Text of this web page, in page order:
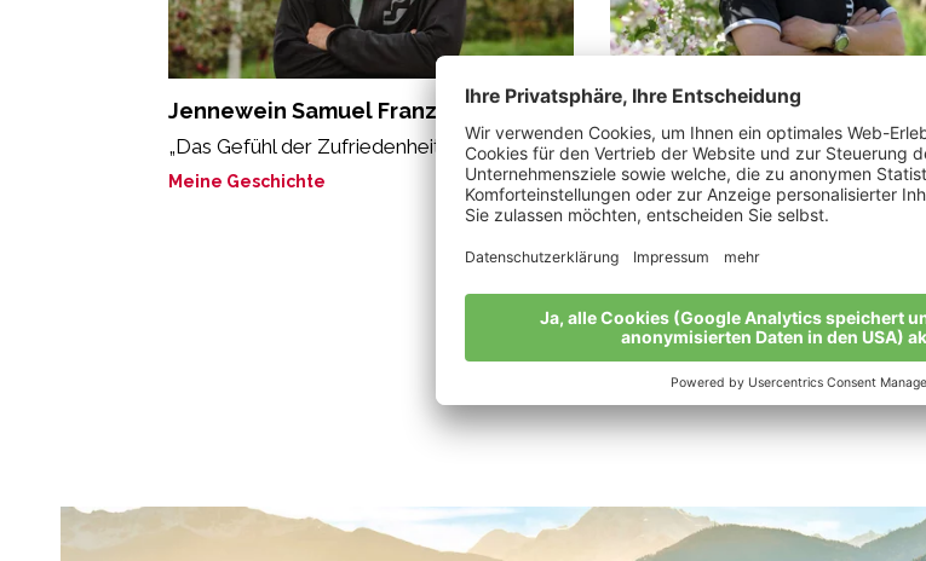
Jennewein Samuel Franz
„Das Gefühl der Zufriedenheit.“
Meine Geschichte
Weiss Josef
„Bio-Äpfel sind das beste
Natur.“
Meine Geschichte
Alle Bio-Bauern im